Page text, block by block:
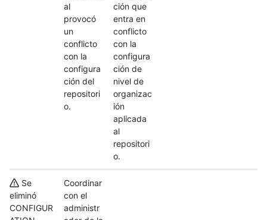
al
provocó
un
conflicto
con la
configura
ción del
repositori
o.
ción que
entra en
conflicto
con la
configura
ción de
nivel de
organizac
ión
aplicada
al
repositori
o.
Se
eliminó
CONFIGUR
Coordinar
con el
administr